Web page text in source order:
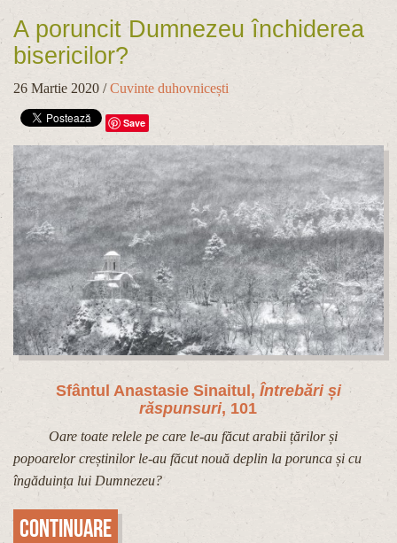
A poruncit Dumnezeu închiderea
bisericilor?
26 Martie 2020 /Cuvinte duhovnicești
Save
Sfântul Anastasie Sinaitul, Întrebări și
răspunsuri, 101
Oare toate relele pe care le-au făcut arabii țărilor și
popoarelor creștinilor le-au făcut nouă deplin la porunca și cu
îngăduința lui Dumnezeu?
Continuare